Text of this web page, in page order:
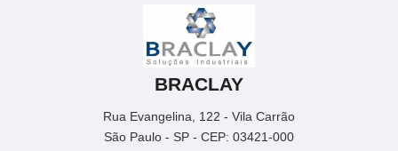
BRACLAY
Rua Evangelina, 122 - Vila Carrão
São Paulo - SP - CEP: 03421-000